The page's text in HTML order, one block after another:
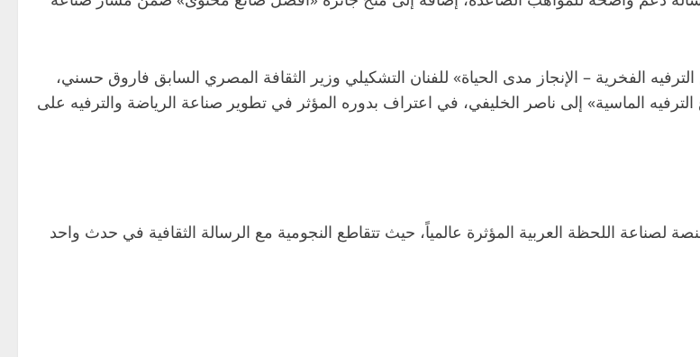
الفخرية – الإنجاز مدى الحياة» للفنان التشكيلي وزير الثقافة المصري السابق فاروق حسني،
الماسية» إلى ناصر الخليفي، في اعتراف بدوره المؤثر في تطوير صناعة الرياضة والترفيه على
لصناعة اللحظة العربية المؤثرة عالمياً، حيث تتقاطع النجومية مع الرسالة الثقافية في حدث واحد